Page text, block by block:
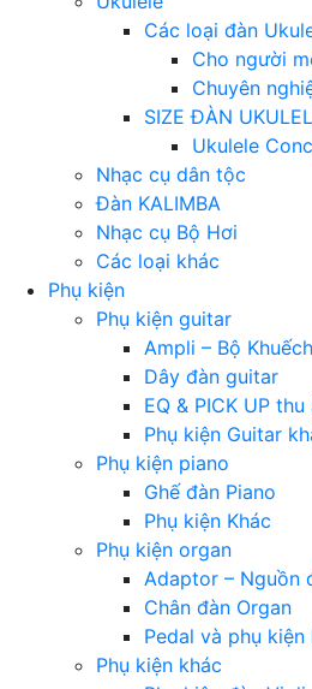
Các loại đàn
Cho người
Chuyên
SIZE ĐÀN
Ukulele
Nhạc cụ dân tộc
Đàn KALIMBA
Nhạc cụ Bộ Hơi
Các loại khác
Phụ kiện
Phụ kiện guitar
Ampli – Bộ
Dây đàn guitar
EQ & PICK UP thu
Phụ kiện Guitar
Phụ kiện piano
Ghế đàn Piano
Phụ kiện Khác
Phụ kiện organ
Adaptor – Nguồn
Chân đàn Organ
Pedal và phụ kiện
Phụ kiện khác